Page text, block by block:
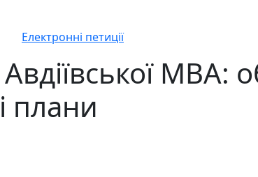
Електронні петиції
МВА:
плани